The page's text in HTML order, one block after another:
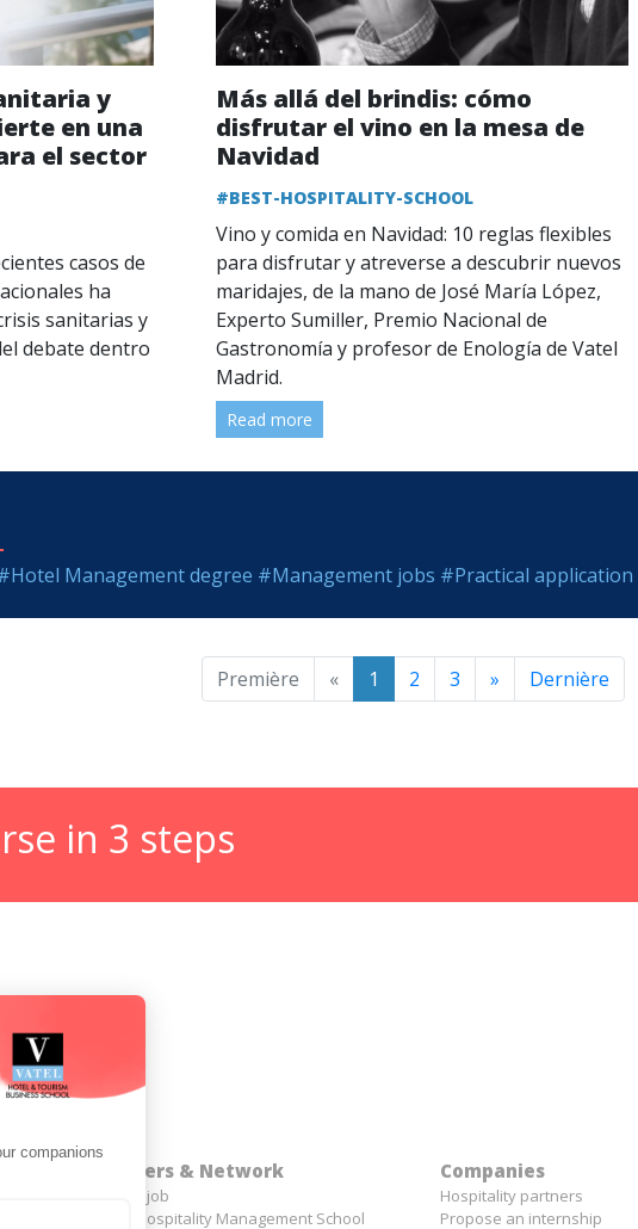
y
en una
el sector
casos de
ha
sanitarias y
debate dentro
Más allá del brindis: cómo
disfrutar el vino en la mesa de
Navidad
#BEST-HOSPITALITY-SCHOOL
Vino y comida en Navidad: 10 reglas flexibles
para disfrutar y atreverse a descubrir nuevos
maridajes, de la mano de José María López,
Experto Sumiller, Premio Nacional de
Gastronomía y profesor de Enología de Vatel
Madrid.
Read more
Management degree #Management jobs #Practical application
Première « 1 2 3 » Dernière
in 3 steps
Careers & Network
Find a job
Best Hospitality Management School
Companies
Hospitality partners
Propose an internship